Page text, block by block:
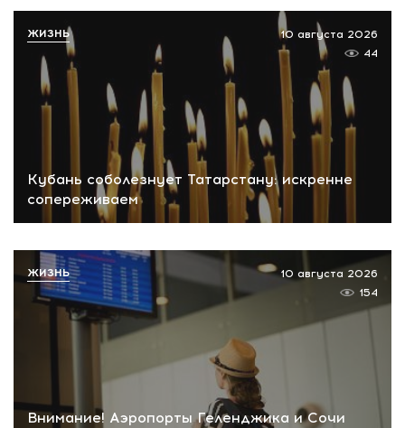
Кубань соболезнует Татарстану: искренне
сопереживаем
10 августа 2026
44
ЖИЗНЬ
Внимание! Аэропорты Геленджика и Сочи
10 августа 2026
154
ЖИЗНЬ